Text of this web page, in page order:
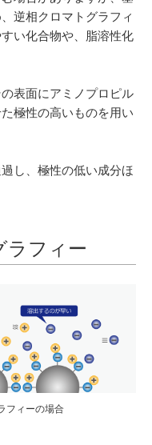
逆相クロマトグラフィ
い化合物や、脂溶性化
表面にアミノプロピル
極性の高いものを用い
し、極性の低い成分ほ
ラフィー
フィーの場合